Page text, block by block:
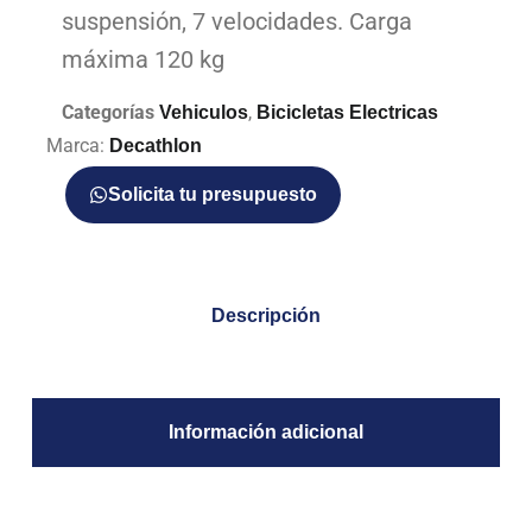
suspensión, 7 velocidades. Carga
máxima 120 kg
Categorías Vehiculos, Bicicletas Electricas
Marca: Decathlon
Solicita tu presupuesto
Descripción
Información adicional